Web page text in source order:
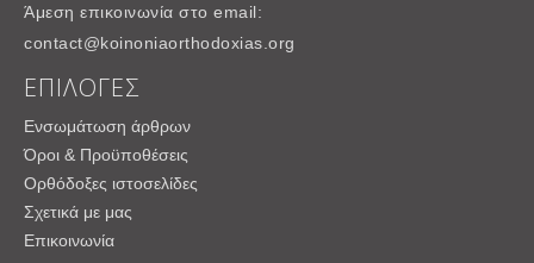
Άμεση επικοινωνία στο email:
contact@koinoniaorthodoxias.org
ΕΠΙΛΟΓΕΣ
Ενσωμάτωση άρθρων
Όροι & Προϋποθέσεις
Ορθόδοξες ιστοσελίδες
Σχετικά με μας
Επικοινωνία